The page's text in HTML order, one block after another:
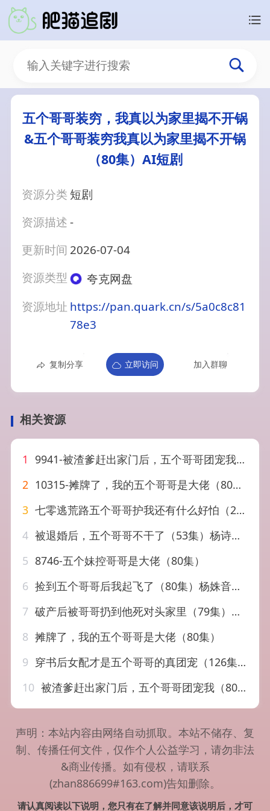
五个哥哥装穷，我真以为家里揭不开锅
&五个哥哥装穷我真以为家里揭不开锅
（80集）AI短剧
资源分类 短剧
资源描述-
更新时间 2026-07-04
资源类型
夸克网盘
资源地址 https://pan.quark.cn/s/5a0c8c81
78e3
复制分享 立即访问 加入群聊
相关资源
1
9941-被渣爹赶出家门后，五个哥哥团宠我（80集）
2 10315-摊牌了，我的五个哥哥是大佬（80集）
3 七零逃荒路五个哥哥护我还有什么好怕（26集）
4 被退婚后，五个哥哥不干了（53集）杨诗倩＆郭家铭
5 8746-五个妹控哥哥是大佬（80集）
6 捡到五个哥哥后我起飞了（80集）杨姝音&傅山见
7 破产后被哥哥扔到他死对头家里（79集）刘兰博&刘夕语
8 摊牌了，我的五个哥哥是大佬（80集）
9 穿书后女配才是五个哥哥的真团宠（126集）钟政＆李丫丫
10 被渣爹赶出家门后，五个哥哥团宠我（80集）
声明：本站内容由网络自动抓取。本站不储存、复
制、传播任何文件，仅作个人公益学习，请勿非法
&商业传播。如有侵权，请联系
(zhan886699#163.com)告知删除。
请认真阅读以下说明，您只有在了解并同意该说明后，才可